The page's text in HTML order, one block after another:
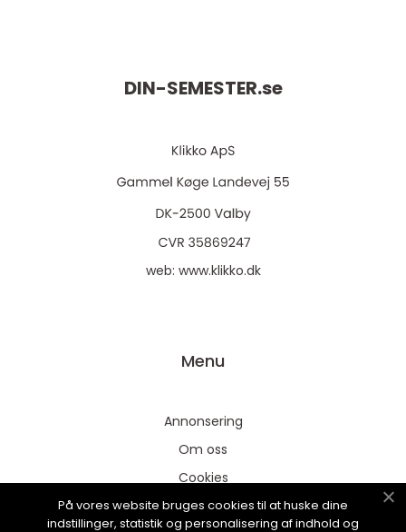
DIN-SEMESTER.se
web: www.klikko.dk
Menu
Annonsering
Om oss
Cookies
Kontakta oss
På vores website bruges cookies til at huske dine
indstillinger, statistik og personalisering af indhold og